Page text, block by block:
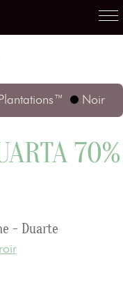
Noir
70%
- Duarte